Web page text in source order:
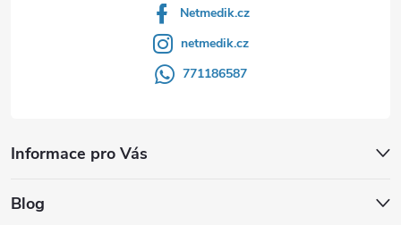
Informace pro Vás
Netmedik.cz
netmedik.cz
771186587
Blog